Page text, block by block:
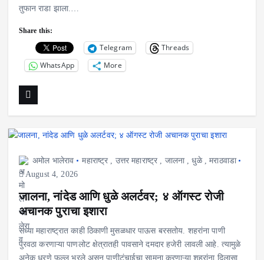
तुफान राडा झाला.…
Share this:
Telegram
Threads
WhatsApp
More
अमोल भालेराव महाराष्ट्र उत्तर महाराष्ट्र जालना,धुळे,मराठवाडा
August 4, 2026
जालना, नांदेड आणि धुळे अलर्टवर; ४ ऑगस्ट रोजी
अचानक पुराचा इशारा
सध्या महाराष्ट्रात काही ठिकाणी मुसळधार पाऊस बरसतोय. शहरांना पाणी
पुरवठा करणाऱ्या पाणलोट क्षेत्रातही पावसाने दमदार हजेरी लावली आहे. त्यामुळे
अनेक धरणे फुल्ल भरले असून पाणीटंचाईचा सामना करणाऱ्या शहरांना दिलासा